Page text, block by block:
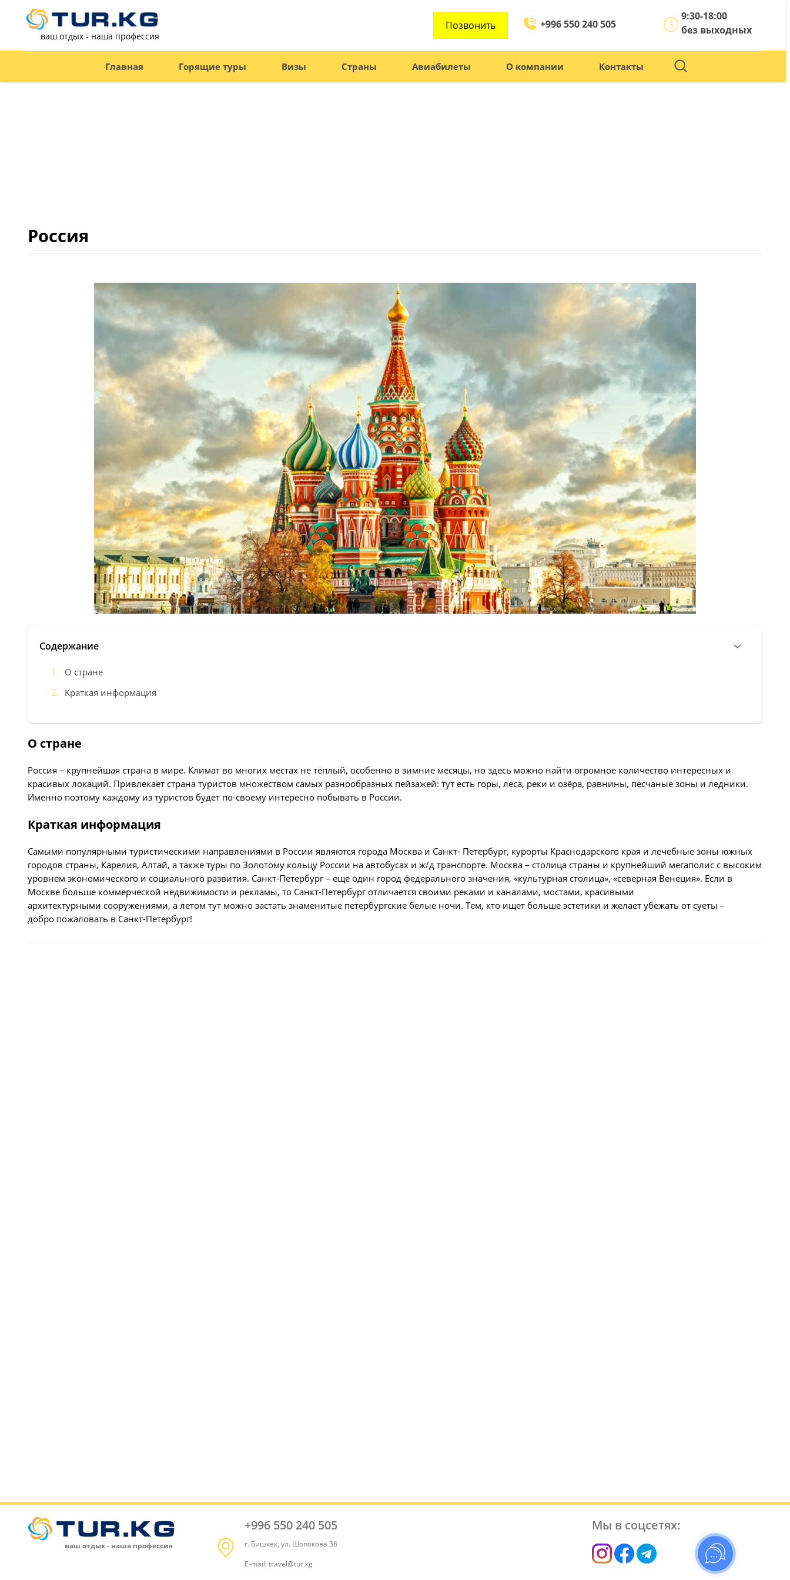
ваш отдых - наша профессия
9:30-18:00
без выходных
+996 550 240 505
Позвонить
Главная Горящие туры Визы Страны Авиабилеты О компании Контакты
Россия
Содержание
О стране
Краткая информация
О стране
Россия – крупнейшая страна в мире. Климат во многих местах не тёплый, особенно в зимние месяцы, но здесь можно найти огромное количество интересных и
красивых локаций. Привлекает страна туристов множеством самых разнообразных пейзажей: тут есть горы, леса, реки и озёра, равнины, песчаные зоны и ледники.
Именно поэтому каждому из туристов будет по-своему интересно побывать в России.
Краткая информация
Самыми популярными туристическими направлениями в России являются города Москва и Санкт- Петербург, курорты Краснодарского края и лечебные зоны южных
городов страны, Карелия, Алтай, а также туры по Золотому кольцу России на автобусах и ж/д транспорте. Москва – столица страны и крупнейший мегаполис с высоким
уровнем экономического и социального развития. Санкт-Петербург – ещё один город федерального значения, «культурная столица», «северная Венеция». Если в
Москве больше коммерческой недвижимости и рекламы, то Санкт-Петербург отличается своими реками и каналами, мостами, красивыми
архитектурными сооружениями, а летом тут можно застать знаменитые петербургские белые ночи. Тем, кто ищет больше эстетики и желает убежать от суеты –
добро пожаловать в Санкт-Петербург!
ваш отдых - наша профессия
+996 550 240 505
г. Бишкек, ул. Шопокова 36
E-mail: travel@tur.kg
Мы в соцсетях: